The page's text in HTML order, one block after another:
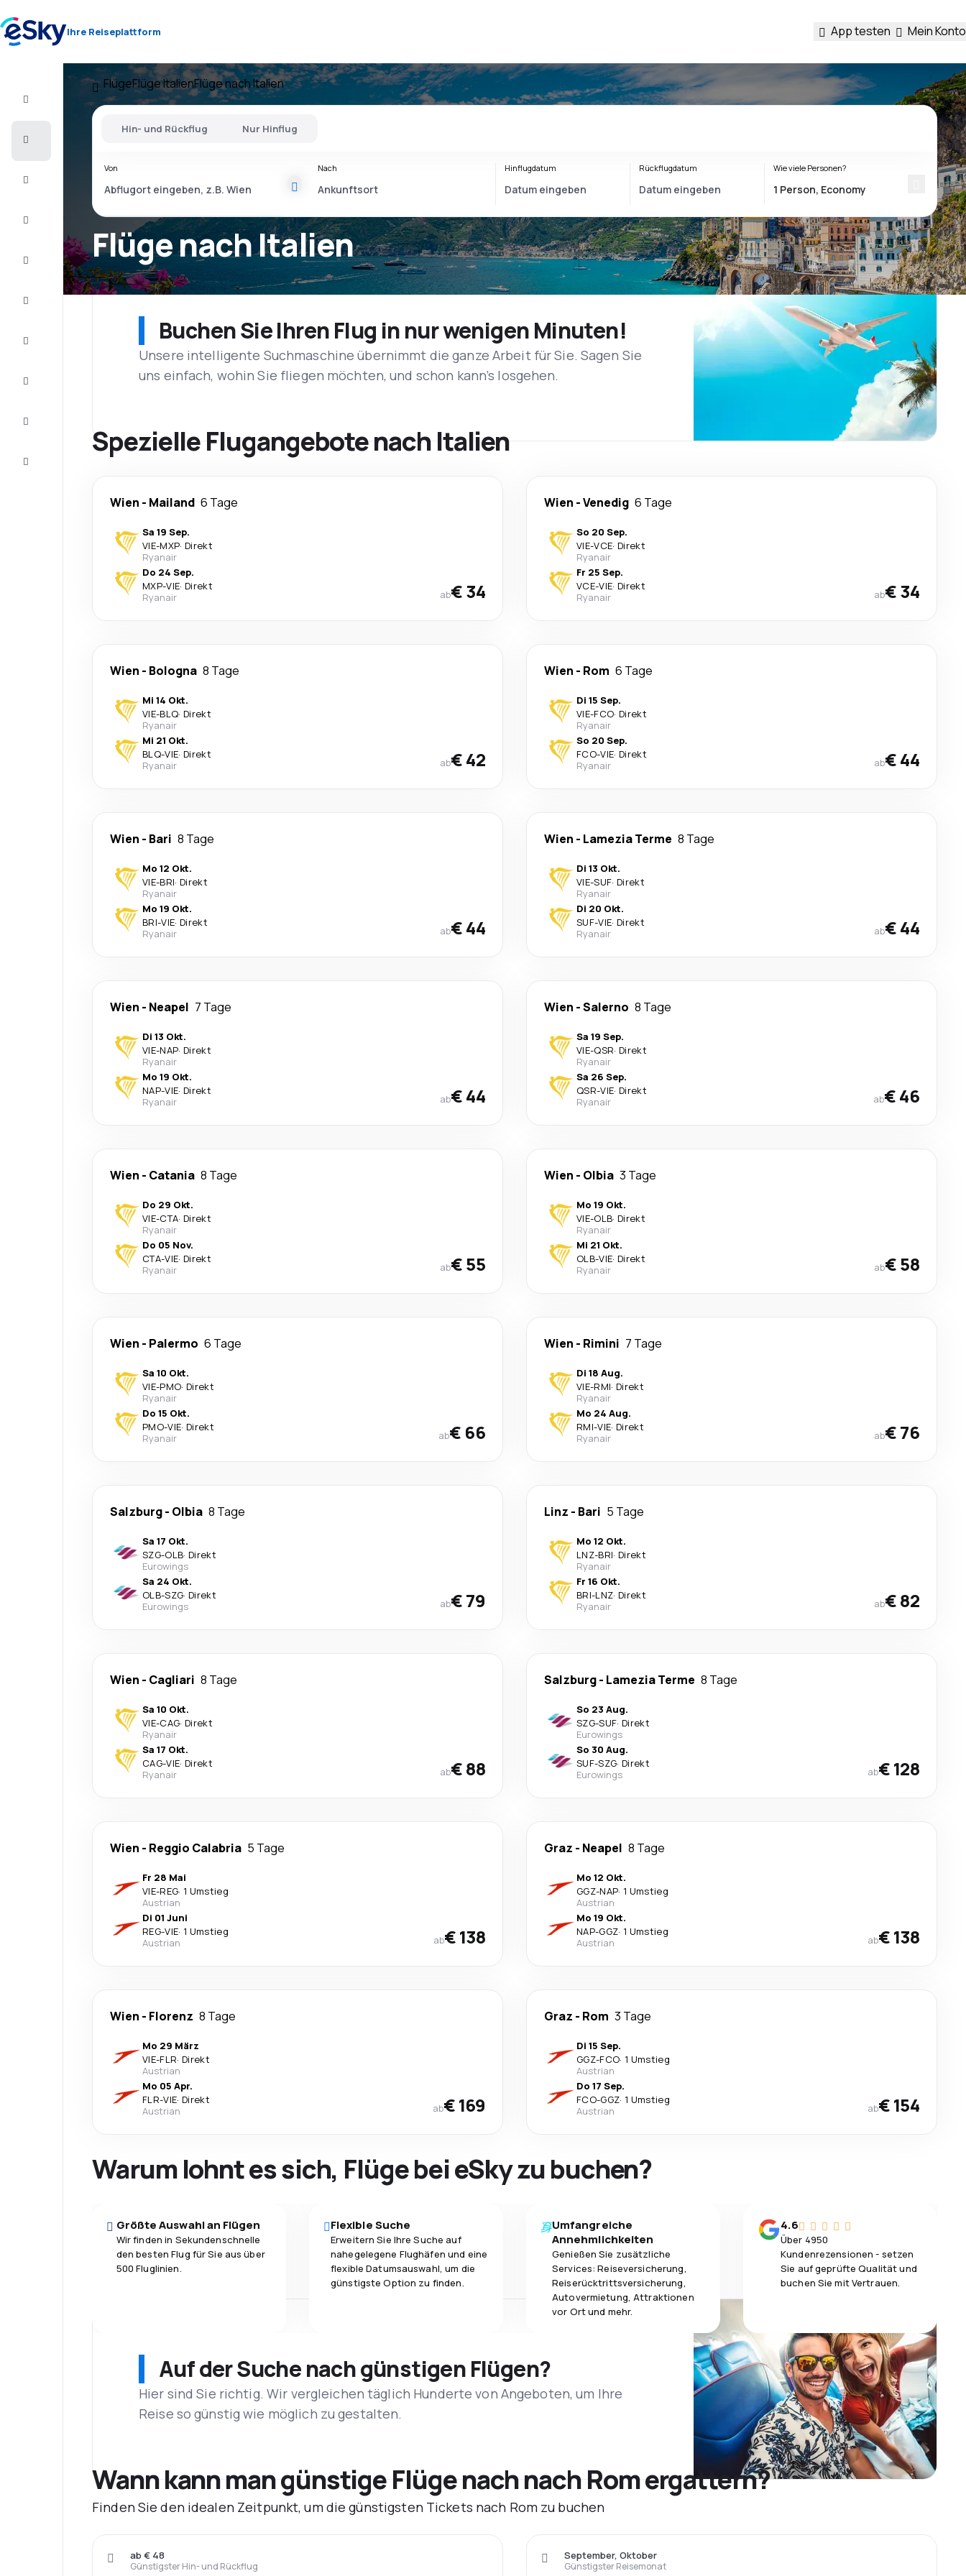
Ihre Reiseplattform App testen Mein Konto
Kurzurlaub
FlügeFlüge ItalienFlüge nach Italien
Flüge nach Italien
Hin- und Rückflug Nur Hinflug
Von Nach Hinflugdatum Rückflugdatum Wie viele Personen?
Buchen Sie Ihren Flug in nur wenigen Minuten!
Unsere intelligente Suchmaschine übernimmt die ganze Arbeit für Sie. Sagen Sie
uns einfach, wohin Sie fliegen möchten, und schon kann’s losgehen.
Spezielle Flugangebote nach Italien
Wien - Mailand 6 Tage
Sa 19 Sep.
VIE-MXP· Direkt
Ryanair
Do 24 Sep.
MXP-VIE· Direkt
Ryanair
ab€ 34
Wien -Venedig 6 Tage
So 20 Sep.
VIE-VCE· Direkt
Ryanair
Fr 25 Sep.
VCE-VIE· Direkt
Ryanair
ab€ 34
Wien - Bologna 8 Tage
Mi 14 Okt.
VIE-BLQ· Direkt
Ryanair
Mi 21 Okt.
BLQ-VIE· Direkt
Ryanair
ab€ 42
Wien - Rom 6 Tage
Di 15 Sep.
VIE-FCO· Direkt
Ryanair
So 20 Sep.
FCO-VIE· Direkt
Ryanair
ab€ 44
Wien - Bari 8 Tage
Mo 12 Okt.
VIE-BRI· Direkt
Ryanair
Mo 19 Okt.
BRI-VIE· Direkt
Ryanair
ab€ 44
Wien - Lamezia Terme 8 Tage
Di 13 Okt.
VIE-SUF· Direkt
Ryanair
Di 20 Okt.
SUF-VIE· Direkt
Ryanair
ab€ 44
Wien - Neapel 7 Tage
Di 13 Okt.
VIE-NAP· Direkt
Ryanair
Mo 19 Okt.
NAP-VIE· Direkt
Ryanair
ab€ 44
Wien -Salerno 8 Tage
Sa 19 Sep.
VIE-QSR· Direkt
Ryanair
Sa 26 Sep.
QSR-VIE· Direkt
Ryanair
ab€ 46
Wien - Catania 8 Tage
Do 29 Okt.
VIE-CTA· Direkt
Ryanair
Do 05 Nov.
CTA-VIE· Direkt
Ryanair
ab€ 55
Wien - Olbia 3 Tage
Mo 19 Okt.
VIE-OLB· Direkt
Ryanair
Mi 21 Okt.
OLB-VIE· Direkt
Ryanair
ab€ 58
Wien - Palermo 6 Tage
Sa 10 Okt.
VIE-PMO· Direkt
Ryanair
Do 15 Okt.
PMO-VIE· Direkt
Ryanair
ab€ 66
Wien - Rimini 7 Tage
Di 18 Aug.
VIE-RMI· Direkt
Ryanair
Mo 24 Aug.
RMI-VIE· Direkt
Ryanair
ab€ 76
Salzburg- Olbia 8 Tage
Sa 17 Okt.
SZG-OLB· Direkt
Eurowings
Sa 24 Okt.
OLB-SZG· Direkt
Eurowings
ab€ 79
Linz - Bari 5 Tage
Mo 12 Okt.
LNZ-BRI· Direkt
Ryanair
Fr 16 Okt.
BRI-LNZ· Direkt
Ryanair
ab€ 82
Wien - Cagliari 8 Tage
Sa 10 Okt.
VIE-CAG· Direkt
Ryanair
Sa 17 Okt.
CAG-VIE· Direkt
Ryanair
ab€ 88
Salzburg- Lamezia Terme 8 Tage
So 23 Aug.
SZG-SUF· Direkt
Eurowings
So 30 Aug.
SUF-SZG· Direkt
Eurowings
ab€ 128
Wien - Reggio Calabria 5 Tage
Fr 28 Mai
VIE-REG· 1 Umstieg
Austrian
Di 01 Juni
REG-VIE· 1 Umstieg
Austrian
ab€ 138
Graz - Neapel 8 Tage
Mo 12 Okt.
GGZ-NAP· 1 Umstieg
Austrian
Mo 19 Okt.
NAP-GGZ· 1 Umstieg
Austrian
ab€ 138
Wien - Florenz 8 Tage
Mo 29 März
VIE-FLR· Direkt
Austrian
Mo 05 Apr.
FLR-VIE· Direkt
Austrian
ab€ 169
Graz - Rom 3 Tage
Di 15 Sep.
GGZ-FCO· 1 Umstieg
Austrian
Do 17 Sep.
FCO-GGZ· 1 Umstieg
Austrian
ab€ 154
Warum lohnt es sich, Flüge bei eSky zu buchen?
Größte Auswahl an Flügen
Wir finden in Sekundenschnelle
den besten Flug für Sie aus über
500 Fluglinien.
Flexible Suche
Erweitern Sie Ihre Suche auf
nahegelegene Flughäfen und eine
flexible Datumsauswahl, um die
günstigste Option zu finden.
Umfangreiche
Annehmlichkeiten
Genießen Sie zusätzliche
Services: Reiseversicherung,
Reiserücktrittsversicherung,
Autovermietung, Attraktionen
vor Ort und mehr.
4.6
Über 4950
Kundenrezensionen - setzen
Sie auf geprüfte Qualität und
buchen Sie mit Vertrauen.
Auf der Suche nach günstigen Flügen?
Hier sind Sie richtig. Wir vergleichen täglich Hunderte von Angeboten, um Ihre
Reise so günstig wie möglich zu gestalten.
Wann kann man günstige Flüge nach nach Rom ergattern?
Finden Sie den idealen Zeitpunkt, um die günstigsten Tickets nach Rom zu buchen
Günstigster Hin- und Rückflug
ab € 48
Günstigster Reisemonat
September, Oktober